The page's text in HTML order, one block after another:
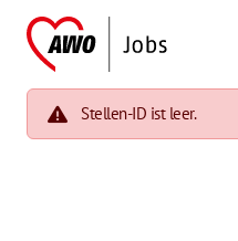
Stellen-ID ist leer.